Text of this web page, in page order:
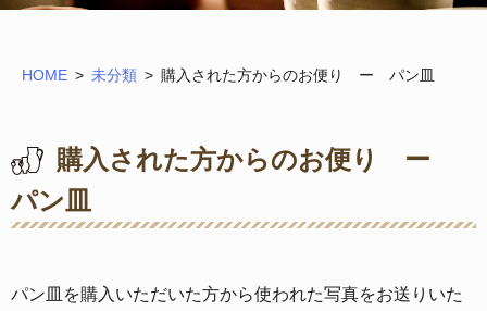
HOME 未分類 購入された方からのお便り ー パン皿
購入された方からのお便り ー
パン皿
パン皿を購入いただいた方から使われた写真をお送りいた